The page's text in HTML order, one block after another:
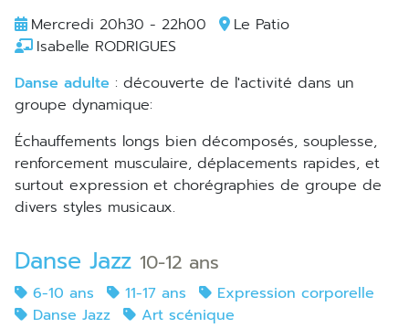
Mercredi 20h30 - 22h00
Le Patio
Isabelle RODRIGUES
Danse adulte : découverte de l'activité dans un
groupe dynamique:
échauffements longs bien décomposés, souplesse,
renforcement musculaire, déplacements rapides, et
surtout expression et chorégraphies de groupe de
divers styles musicaux.
Danse Jazz 10-12 ans
6-10 ans 11-17 ans
Expression corporelle
Danse Jazz
Art scénique